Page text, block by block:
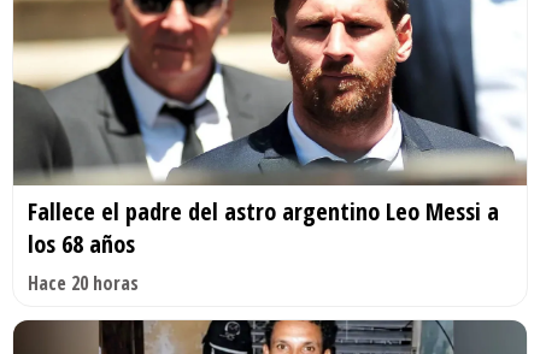
Fallece el padre del astro argentino Leo Messi a
los 68 años
Hace 20 horas